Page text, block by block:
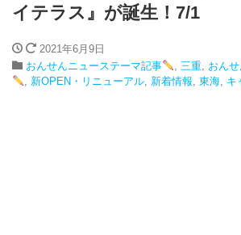
イテラス』が誕生！7/1
2021年6月9日
おんせんニューステーマ記事
, 三重, おん
, 新OPEN・リニューアル, 新着情報, 東海, キ